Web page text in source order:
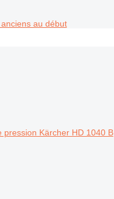
au début
pression Kärcher HD 1040 B